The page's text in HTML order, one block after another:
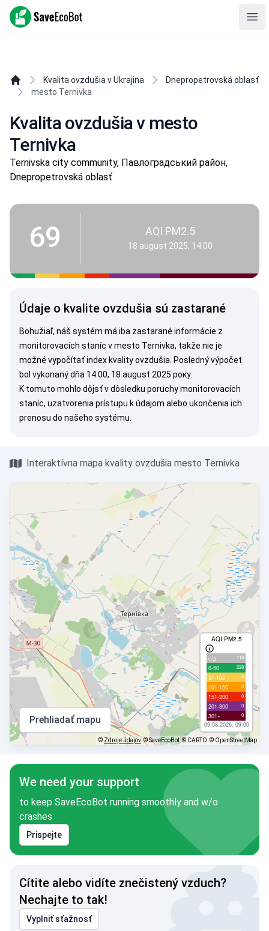
SaveEcoBot
Kvalita ovzdušia v Ukrajina
Dnepropetrovská oblasť
mesto Ternivka
Kvalita ovzdušia v mesto
Ternivka
Ternivska city community, Павлоградський район,
Dnepropetrovská oblasť
69 AQI PM2.5
18 august 2025, 14:00
Údaje o kvalite ovzdušia sú zastarané
Bohužiaľ, náš systém má iba zastarané informácie z
monitorovacích staníc v mesto Ternivka, takže nie je
možné vypočítať index kvality ovzdušia. Posledný výpočet
bol vykonaný dňa 14:00, 18 august 2025 року.
K tomuto mohlo dôjsť v dôsledku poruchy monitorovacích
staníc, uzatvorenia prístupu k údajom alebo ukončenia ich
prenosu do našeho systému.
Interaktívna mapa kvality ovzdušia mesto Ternivka
AQI PM2.5
с/д 118
0-50 228
51-100 4
101-150 0
151-200 0
201-300 0
301+ 0
09.08.2026, 09:00
Prehliadať mapu
© Zdroje údajov © SaveEcoBot © CARTO © OpenStreetMap
We need your support
to keep SaveEcoBot running smoothly and w/o
crashes
Prispejte
Cítite alebo vidíte znečistený vzduch?
Nechajte to tak!
Vyplniť sťažnosť